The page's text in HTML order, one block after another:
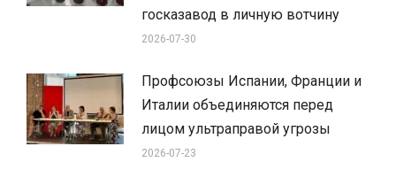
госказавод в личную вотчину
2026-07-30
Профсоюзы Испании, Франции и
Италии объединяются перед
лицом ультраправой угрозы
2026-07-23